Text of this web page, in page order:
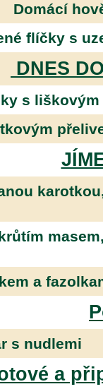
Domácí
flíčky s
DNES
s
a
s nudlemi
a